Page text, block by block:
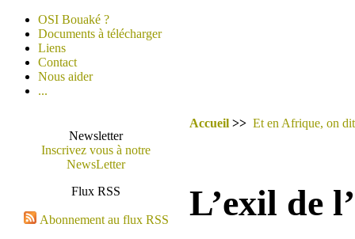
OSI Bouaké ?
Documents à télécharger
Liens
Contact
Nous aider
...
Newsletter
Inscrivez vous à notre
NewsLetter
Flux RSS
Abonnement au flux RSS
Accueil >> Et en Afrique, on
L’exil de